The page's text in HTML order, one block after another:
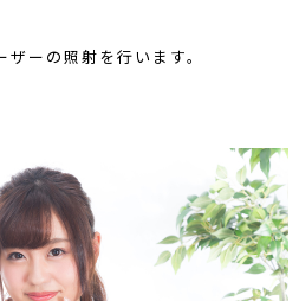
ーの照射を行います。